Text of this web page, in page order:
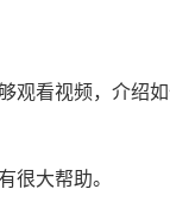
观看视频，介绍
很大帮助。